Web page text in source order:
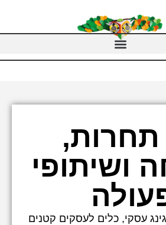
ושיתופי
עסקי,כלים לעסקים קטנים